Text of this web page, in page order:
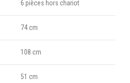
6 pièces hors chariot
74 cm
108 cm
51 cm